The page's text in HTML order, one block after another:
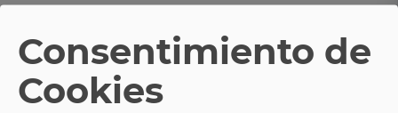
TE PUEDE INTERESAR
Consentimiento de
Cookies